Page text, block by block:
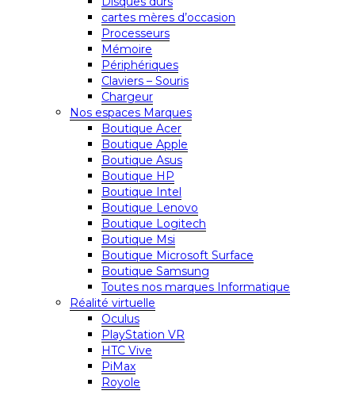
cartes mères d’occasion
Processeurs
Mémoire
Périphériques
Claviers – Souris
Chargeur
Nos espaces Marques
Boutique Acer
Boutique Apple
Boutique Asus
Boutique HP
Boutique Intel
Boutique Lenovo
Boutique Logitech
Boutique Msi
Boutique Microsoft Surface
Boutique Samsung
Toutes nos marques Informatique
Réalité virtuelle
Oculus
PlayStation VR
HTC Vive
PiMax
Royole